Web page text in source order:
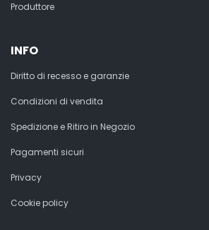
Produttore
INFO
Diritto di recesso e garanzie
Condizioni di vendita
Spedizione e Ritiro in Negozio
Pagamenti sicuri
Privacy
Cookie policy